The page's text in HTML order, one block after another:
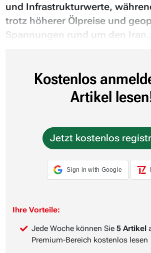
und Infrastrukturwerte,
trotz höherer Ölpreise und
Spannungen rund um den Iran...
Kostenlos
Artikel
Jetzt kostenlos
Sign in with Google
Ihre Vorteile:
Jede Woche können Sie 5 Artikel
Premium-Bereich kostenlos lesen